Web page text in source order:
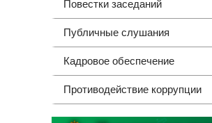
Повестки заседаний
Публичные слушания
Кадровое обеспечение
Противодействие коррупции